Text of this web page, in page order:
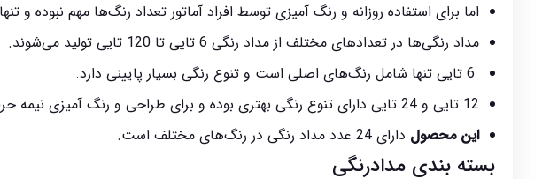
اما برای استفاده روزانه و رنگ آمیزی توسط افراد آماتور تعداد رنگ‌ها مهم
مداد رنگی‌ها در تعدادهای مختلف از مداد رنگی 6 تایی تا 120 تایی تولید می‌شوند.
12 تایی و 24 تایی دارای تنوع رنگی بهتری بوده و برای طراحی و رنگ آمیزی نیمه حرفه‌ای مناسب هستند.
این محصول دارای 24 عدد مداد رنگی در رنگ‌های مختلف است.
بسته بندی مدادرنگی